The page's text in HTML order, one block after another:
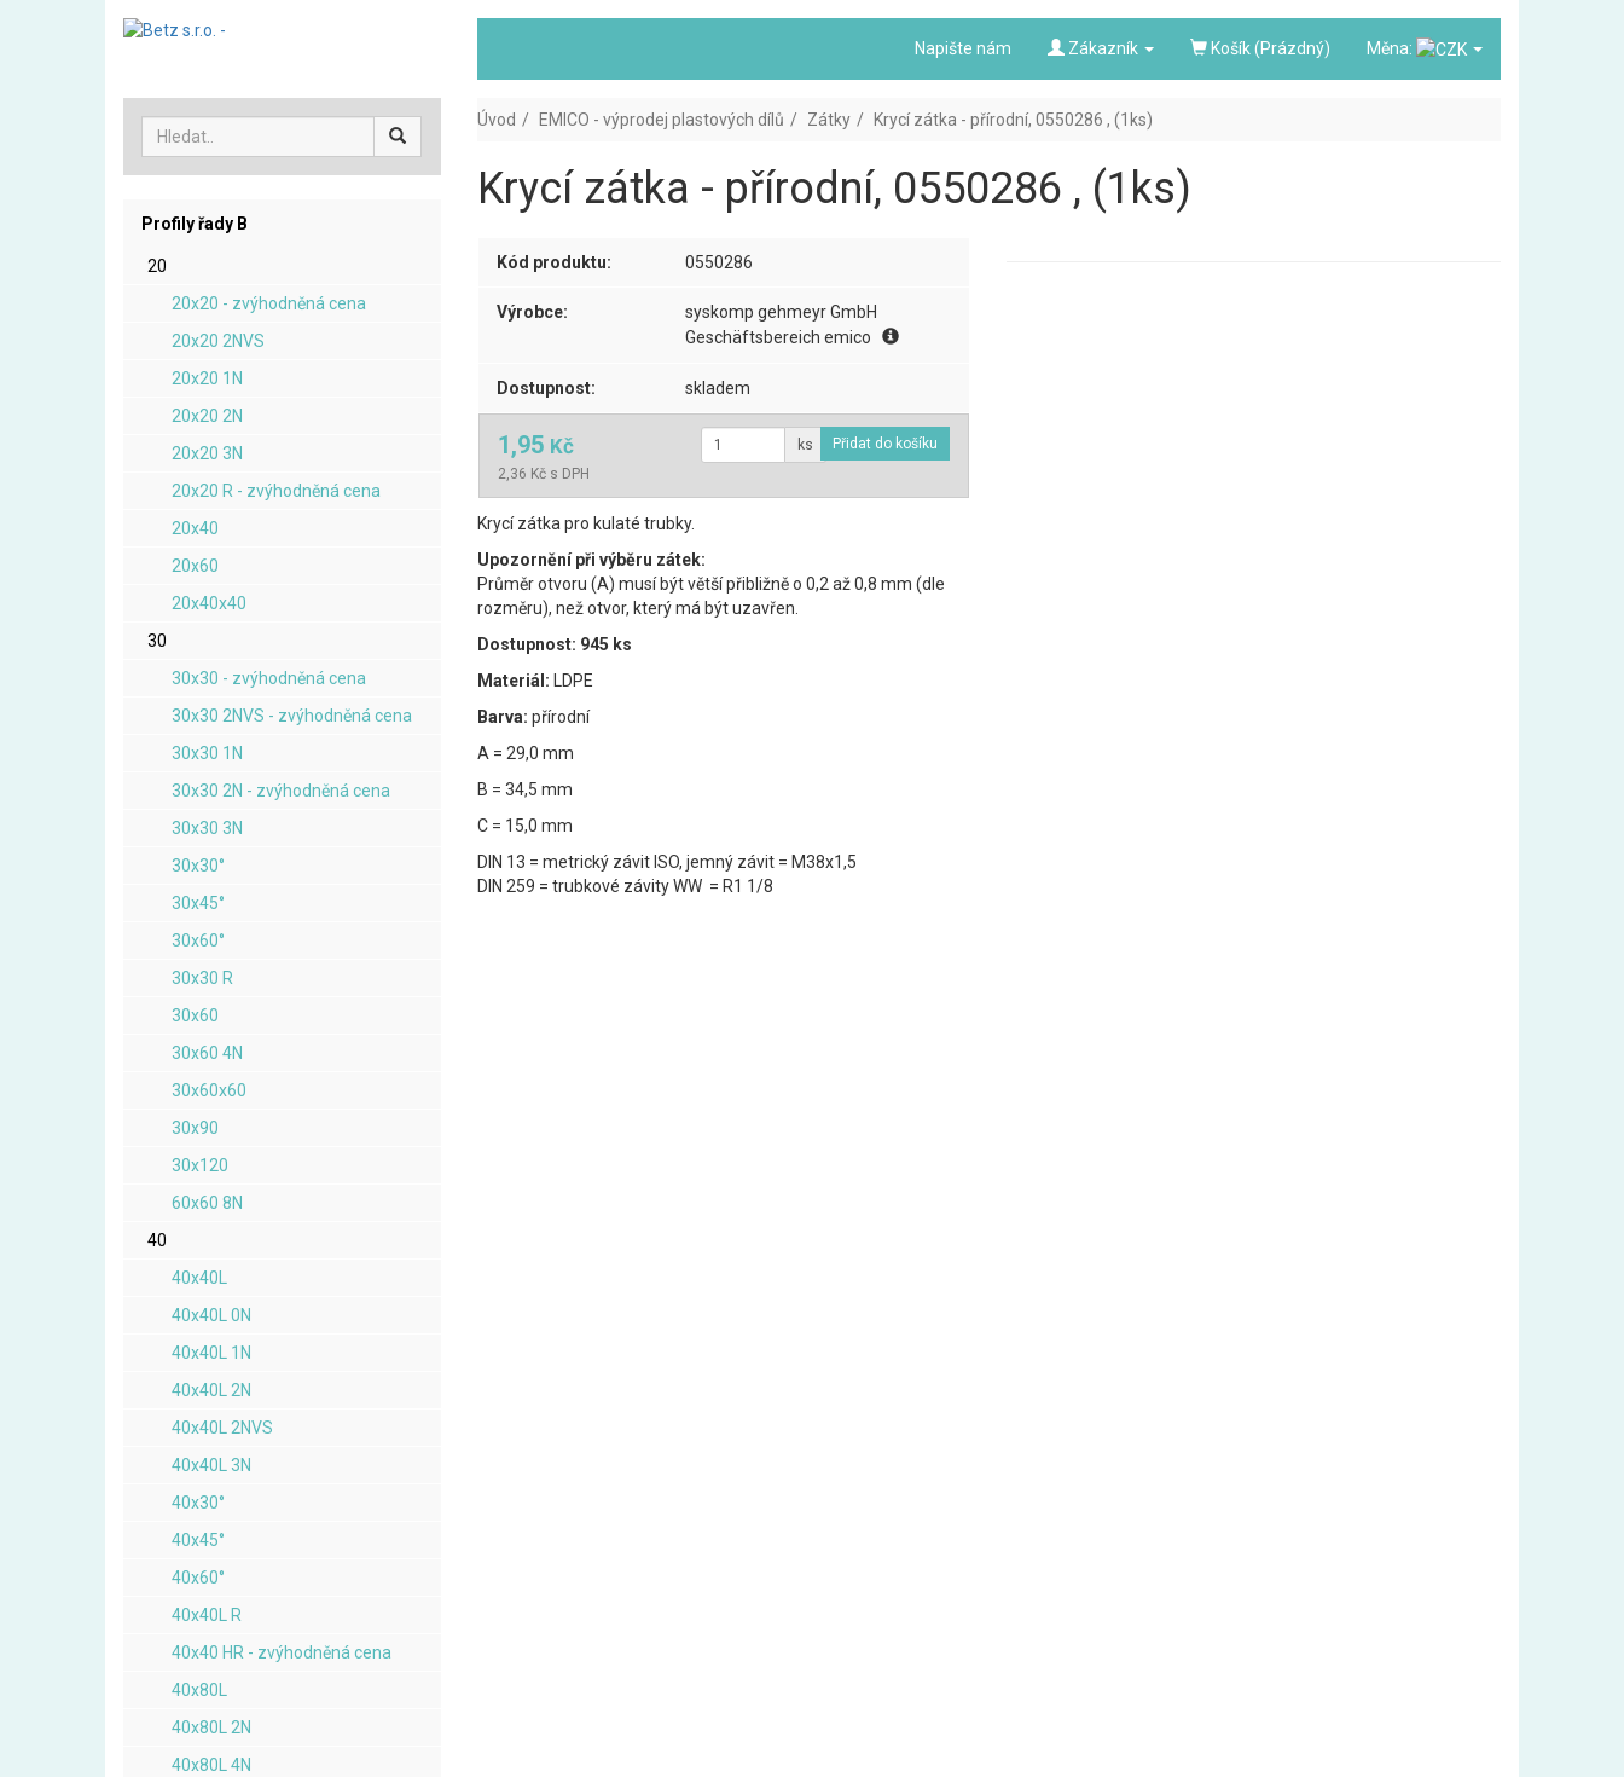
Napište nám Zákazník Košík (Prázdný) Měna:
Profily řady B
20
20x20 - zvýhodněná cena
20x20 2NVS
20x20 1N
20x20 2N
20x20 3N
20x20 R - zvýhodněná cena
20x40
20x60
20x40x40
30
30x30 - zvýhodněná cena
30x30 2NVS - zvýhodněná cena
30x30 1N
30x30 2N - zvýhodněná cena
30x30 3N
30x30°
30x45°
30x60°
30x30 R
30x60
30x60 4N
30x60x60
30x90
30x120
60x60 8N
40
40x40L
40x40L 0N
40x40L 1N
40x40L 2N
40x40L 2NVS
40x40L 3N
40x30°
40x45°
40x60°
40x40L R
40x40 HR - zvýhodněná cena
40x80L
40x80L 2N
40x80L 4N
Úvod EMICO - výprodej plastových dílů Zátky Krycí zátka - přírodní, 0550286 , (1ks)
Krycí zátka - přírodní, 0550286 , (1ks)
Kód produktu: 0550286
Výrobce:
syskomp gehmeyr GmbH
Geschäftsbereich emico
Dostupnost: skladem
1,95 Kč
2,36 Kč s DPH
ks
Krycí zátka pro kulaté trubky.
Upozornění při výběru zátek:
Průměr otvoru (A) musí být větší přibližně o 0,2 až 0,8 mm (dle
rozměru), než otvor, který má být uzavřen.
Dostupnost: 945 ks
Materiál: LDPE
Barva: přírodní
A = 29,0 mm
B = 34,5 mm
C = 15,0 mm
DIN 13 = metrický závit ISO, jemný závit = M38x1,5
DIN 259 = trubkové závity WW = R1 1/8